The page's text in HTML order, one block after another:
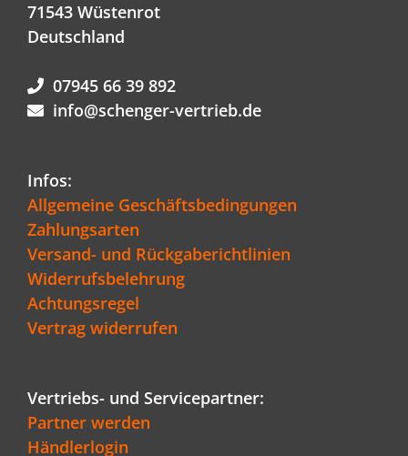
71543 Wüstenrot
Deutschland
07945 66 39 892
info@schenger-vertrieb.de
Infos:
Allgemeine Geschäftsbedingungen
Zahlungsarten
Versand- und Rückgaberichtlinien
Widerrufsbelehrung
Achtungsregel
Vertrag widerrufen
Vertriebs- und Servicepartner:
Partner werden
Händlerlogin